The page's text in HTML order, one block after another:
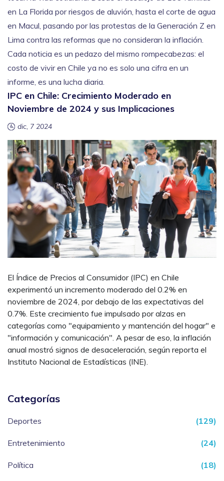
en La Florida por riesgos de aluvión, hasta el corte de agua
en Macul, pasando por las protestas de la Generación Z en
Lima contra las reformas que no consideran la inflación.
Cada noticia es un pedazo del mismo rompecabezas: el
costo de vivir en Chile ya no es solo una cifra en un
informe, es una lucha diaria.
IPC en Chile: Crecimiento Moderado en
Noviembre de 2024 y sus Implicaciones
dic, 7 2024
El Índice de Precios al Consumidor (IPC) en Chile
experimentó un incremento moderado del 0.2% en
noviembre de 2024, por debajo de las expectativas del
0.7%. Este crecimiento fue impulsado por alzas en
categorías como "equipamiento y mantención del hogar" e
"información y comunicación". A pesar de eso, la inflación
anual mostró signos de desaceleración, según reporta el
Instituto Nacional de Estadísticas (INE).
Categorías
Deportes (129)
Entretenimiento (24)
Política (18)